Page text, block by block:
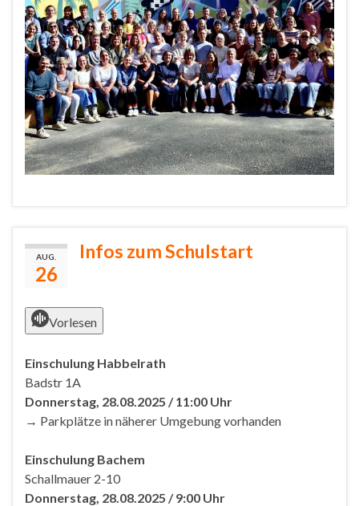
AUG.
26
Infos zum Schulstart
Vorlesen
Einschulung Habbelrath
Badstr 1A
Donnerstag, 28.08.2025 / 11:00 Uhr
→ Parkplätze in näherer Umgebung vorhanden
Einschulung Bachem
Schallmauer 2-10
Donnerstag, 28.08.2025 / 9:00 Uhr